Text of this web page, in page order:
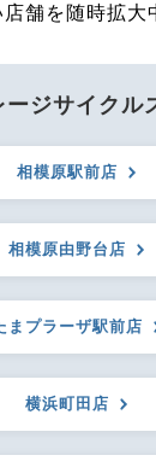
舗を随時拡大
ージサイクル
相模原駅前店
相模原由野台店
まプラーザ駅前店
横浜町田店